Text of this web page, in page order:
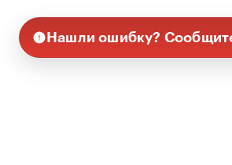
Нашли ошибку?